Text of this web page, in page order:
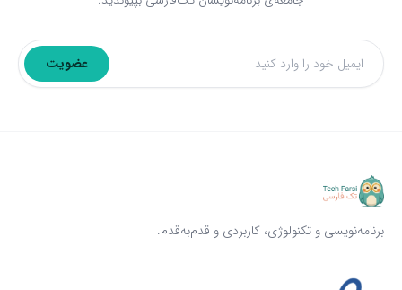
ایمیل عضویت
برنامه‌نویسی و تکنولوژی، کاربردی و قدم‌به‌قدم.